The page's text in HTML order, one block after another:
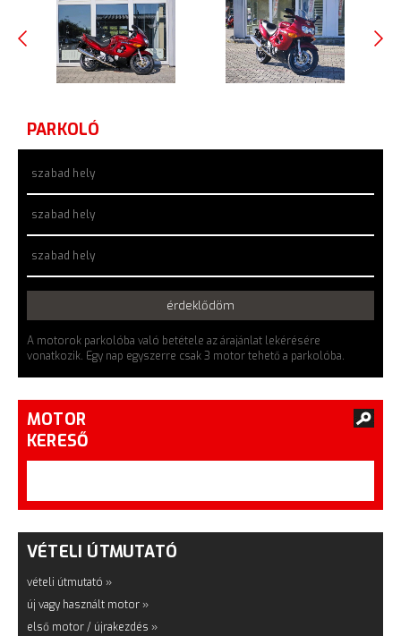
PARKOLÓ
szabad hely
szabad hely
szabad hely
érdeklődöm
A motorok parkolóba való betétele az árajánlat lekérésére
vonatkozik. Egy nap egyszerre csak 3 motor tehető a parkolóba.
MOTOR
KERESŐ
VÉTELI ÚTMUTATÓ
vételi útmutató »
új vagy használt motor »
első motor / újrakezdés »